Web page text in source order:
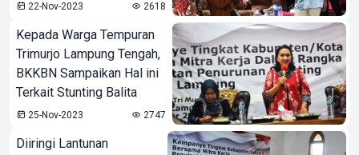
22-Nov-2023 2618
Kepada Warga Tempuran
Trimurjo Lampung Tengah,
BKKBN Sampaikan Hal ini
Terkait Stunting Balita
25-Nov-2023 2747
Diiringi Lantunan